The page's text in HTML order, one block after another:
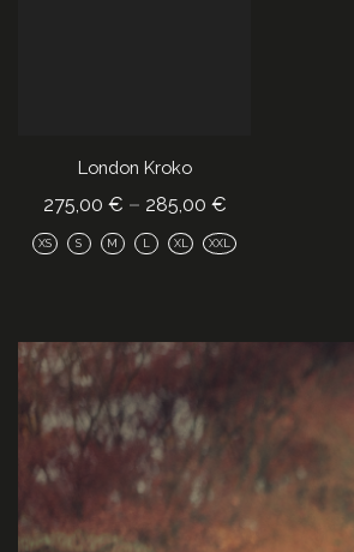
London Kroko
275,00 € – 285,00 €
XS S M L XL XXL